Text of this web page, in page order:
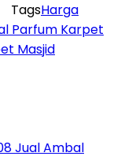
TagsHarga
Parfum Karpet
Masjid
Jual Ambal